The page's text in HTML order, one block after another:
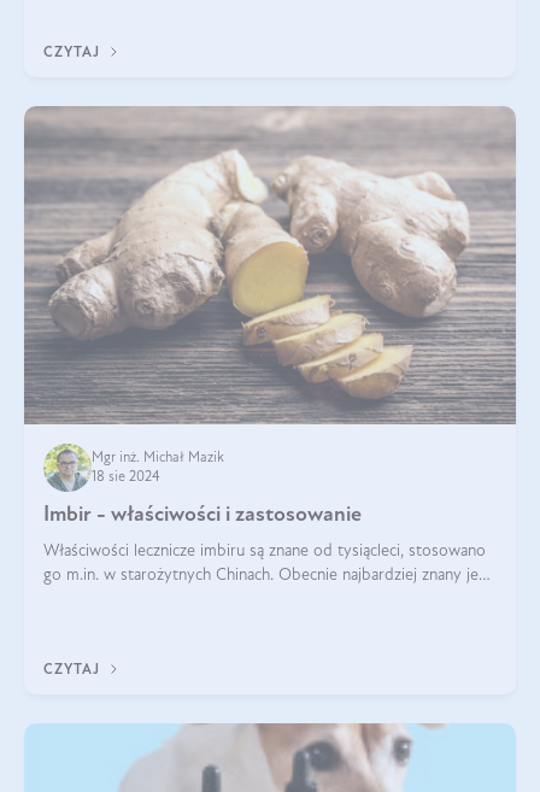
CZYTAJ
Mgr inż. Michał Mazik
18 sie 2024
Imbir - właściwości i zastosowanie
Właściwości lecznicze imbiru są znane od tysiącleci, stosowano
go m.in. w starożytnych Chinach. Obecnie najbardziej znany jest
CZYTAJ